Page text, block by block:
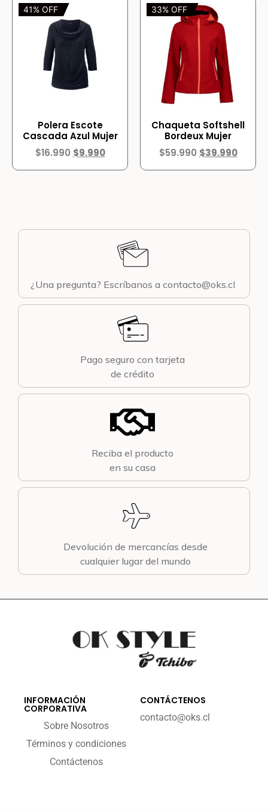
41% OFF
Polera Escote
Cascada Azul Mujer
$16.990 $9.990
33% OFF
Chaqueta Softshell
Bordeux Mujer
$59.990 $39.990
¿Una pregunta? Escríbanos a contacto@oks.cl
Pago seguro con tarjeta
de crédito
Reciba el producto
en su casa
Devolución de mercancías desde
cualquier lugar del mundo
INFORMACIÓN
CORPORATIVA
Sobre Nosotros
Términos y condiciones
Contáctenos
CONTÁCTENOS
contacto@oks.cl